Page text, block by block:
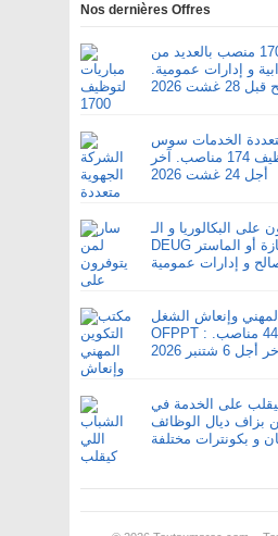
Nos dernières Offres
مباريات لتوظيف 1700 منصب بالعديد من
و إدارات عمومية.
غشت 2026
الخدمات سوس
ماسة : مباريات لتوظيف 174 مناصب. آخر
أجل 24 غشت 2026
على البكالوريا و الـ
DEUG و الدبلوم و الإجازة أو الماستر
وإنعاش الشغل
OFPPT : مباريات لتوظيف 449 مناصب.
أجل 6 شتنبر 2026
على الخدمة في
بزاف ديال الوظائف
و بكونترات مختلفة